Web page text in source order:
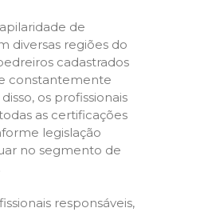
de
diversas regiões do
cadastrados
constantemente
os profissionais
as certificações
legislação
no segmento de
responsáveis,